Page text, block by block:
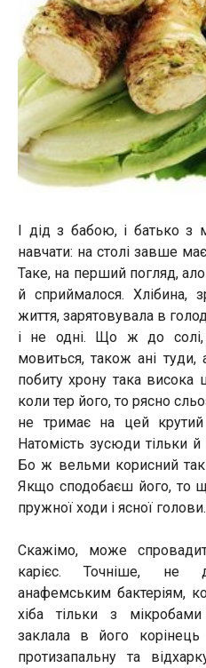
І дід з бабою, і батько з
навчати: на столі завше
Таке, на перший погляд,
й сприймалося. Хлібина,
життя, зарятовувала в
і не одні. Що ж до
мовиться, також ані
побиту хрону така
коли тер його, то рясно
не тримає на цей
Натомість зусюди тільки
Бо ж вельми корисний
Якщо сподобаєш його, то
пружної ходи і ясної голови.
Скажімо, може
карієс. Точніше, не
анафемським бактеріям,
хіба тільки з
заклала в його
протизапальну та